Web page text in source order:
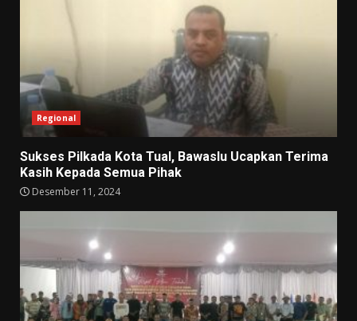
Regional
Sukses Pilkada Kota Tual, Bawaslu Ucapkan Terima
Kasih Kepada Semua Pihak
Desember 11, 2024